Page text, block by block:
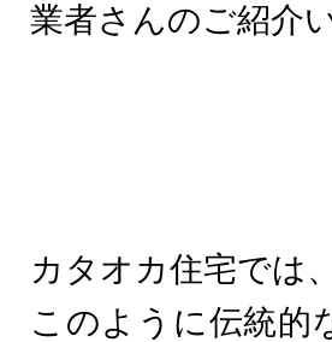
業者さんのご紹介
カタオカ住宅では、
このように伝統的